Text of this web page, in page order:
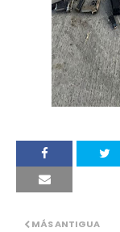
MÁS ANTIGUA